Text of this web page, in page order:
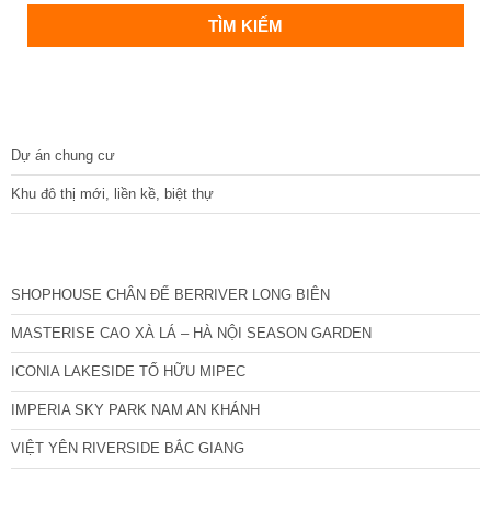
Dự án chung cư
Khu đô thị mới, liền kề, biệt thự
SHOPHOUSE CHÂN ĐẾ BERRIVER LONG BIÊN
MASTERISE CAO XÀ LÁ – HÀ NỘI SEASON GARDEN
ICONIA LAKESIDE TỐ HỮU MIPEC
IMPERIA SKY PARK NAM AN KHÁNH
VIỆT YÊN RIVERSIDE BẮC GIANG